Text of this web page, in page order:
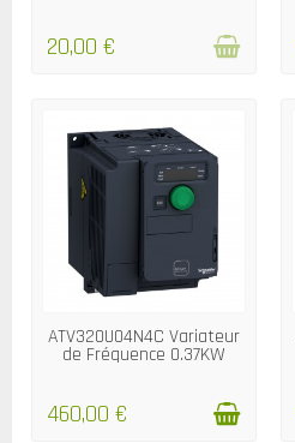
20,00 €
DÉLAIS, 3/4 JOURS
ATV320U04N4C Variateur
de Fréquence 0.37KW
460,00 €